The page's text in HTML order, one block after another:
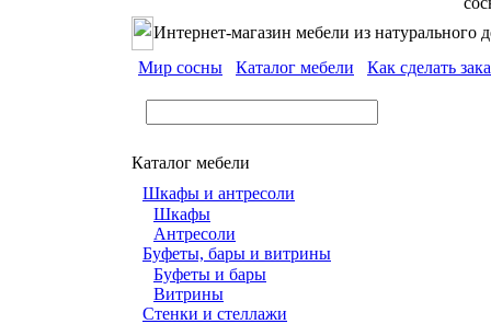
Интернет-магазин мебели из натурального
Мир сосны
Каталог мебели Как сделать
Каталог мебели
Шкафы и антресоли
Шкафы
Антресоли
Буфеты, бары и витрины
Буфеты и бары
Витрины
Стенки и стеллажи